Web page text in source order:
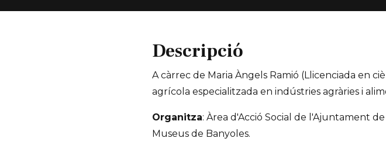
Descripció
A càrrec de Maria Àngels Ramió (Llicenciada en
agrícola especialitzada en indústries agràries i
Organitza: Àrea d'Acció Social de l'Ajuntament
Museus de Banyoles.